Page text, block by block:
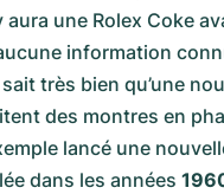
une Rolex Coke
information
très bien qu’une
des montres en
lancé une
dans les années